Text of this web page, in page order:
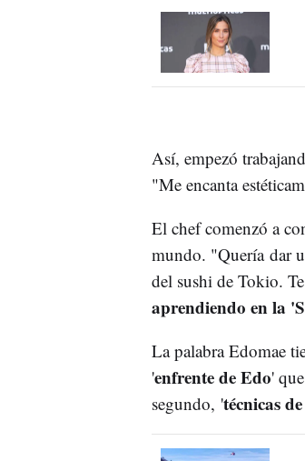
Así, empezó
"Me encanta
El chef comenzó a
mundo. "Quería dar
del sushi de Tokio.
aprendiendo en la
La palabra Edomae
'enfrente de Edo'
segundo, 'técnicas